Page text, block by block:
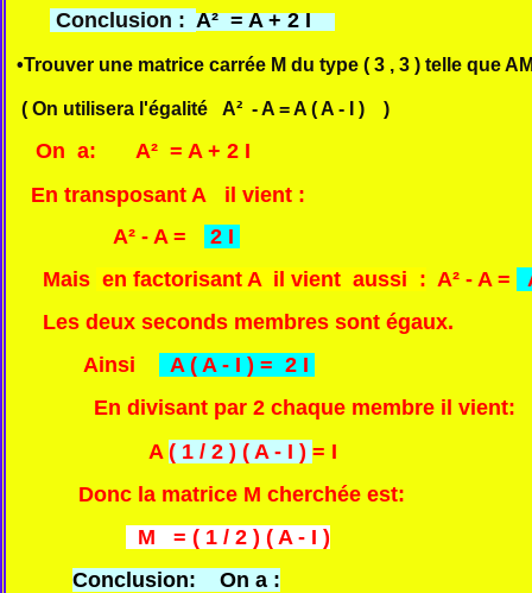
Conclusion : A² = A + 2 I
•Trouver une matrice carrée M du type ( 3 , 3 ) telle que
( On utilisera l'égalité A² - A = A ( A - I ) )
On a:
A² = A + 2 I
En transposant A il vient :
A² - A =
2 I
Mais en factorisant A il vient aussi : A² - A =
Les deux seconds membres sont égaux.
Ainsi
A ( A - I ) = 2 I
En divisant par 2 chaque membre il vient:
A ( 1 / 2 ) ( A - I ) = I
Donc la matrice M cherchée est:
M = ( 1 / 2 ) ( A - I )
Conclusion: On a :